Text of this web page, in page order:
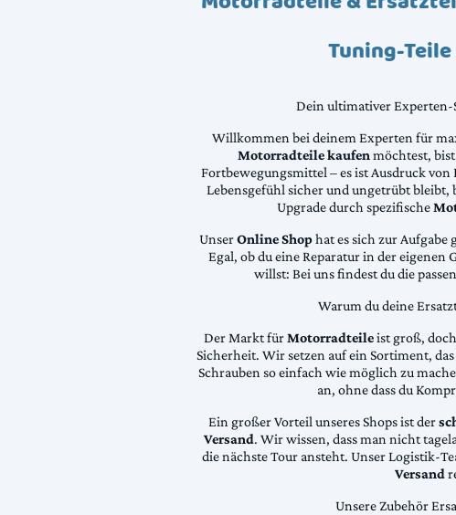
Tuning-
Dein ultimativer
Willkommen bei deinem Experten für
Motorradteile kaufenmöchtest,
Fortbewegungsmittel – es ist Ausdruck
Lebensgefühl sicher und ungetrübt
Upgrade durch spezifische
UnserOnline Shophat es sich zur Aufgabe
Egal, ob du eine Reparatur in der
willst: Bei uns findest du die
Warum du deine
Der Markt fürMotorradteileist groß,
Sicherheit. Wir setzen auf ein Sortiment,
Schrauben so einfach wie möglich zu
an, ohne dass du
Ein großer Vorteil unseres Shops ist der
Versand. Wir wissen, dass man nicht
die nächste Tour ansteht. Unser Logistik-
Versand
Unsere Zubehör